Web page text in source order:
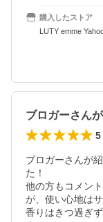
購入したストア
LUTY emme
5
ブロガーさんが
た！
他の方もコメン
が、使い心地は
香りはきつ過ぎ